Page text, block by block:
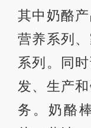
其中奶酪
营养系列
系列。同
发、生产
务。奶酪